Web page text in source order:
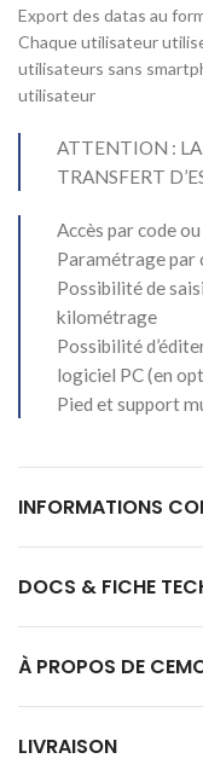
Export des datas au
Chaque utilisateur
utilisateurs sans
utilisateur
ATTENTION : LA
TRANSFERT
Accès par code
Paramétrage par
Possibilité de
kilométrage
Possibilité
logiciel PC (en
Pied et support
INFORMATIONS
DOCS & FICHE
À PROPOS DE
LIVRAISON